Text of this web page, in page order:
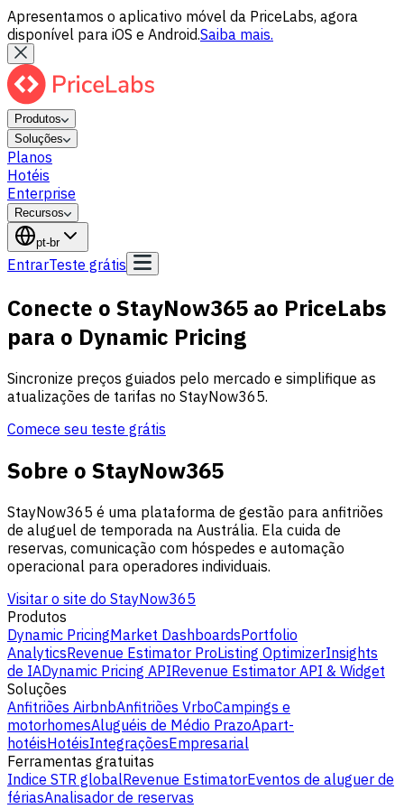
Apresentamos o aplicativo móvel da PriceLabs, agora
disponível para iOS e Android.Saiba mais.
Produtos
Soluções
Planos
Hotéis
Enterprise
Recursos
pt-br
EntrarTeste grátis
Conecte o StayNow365 ao PriceLabs
para o Dynamic Pricing
Sincronize preços guiados pelo mercado e simplifique as
atualizações de tarifas no StayNow365.
Comece seu teste grátis
Sobre o StayNow365
StayNow365 é uma plataforma de gestão para anfitriões
de aluguel de temporada na Austrália. Ela cuida de
reservas, comunicação com hóspedes e automação
operacional para operadores individuais.
Visitar o site do StayNow365
Produtos
Dynamic PricingMarket DashboardsPortfolio
AnalyticsRevenue Estimator ProListing OptimizerInsights
de IADynamic Pricing APIRevenue Estimator API & Widget
Soluções
Anfitriões AirbnbAnfitriões VrboCampings e
motorhomesAluguéis de Médio PrazoApart-
hotéisHotéisIntegraçõesEmpresarial
Ferramentas gratuitas
Indice STR globalRevenue EstimatorEventos de aluguer de
fériasAnalisador de reservas